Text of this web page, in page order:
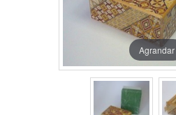
Agrandar